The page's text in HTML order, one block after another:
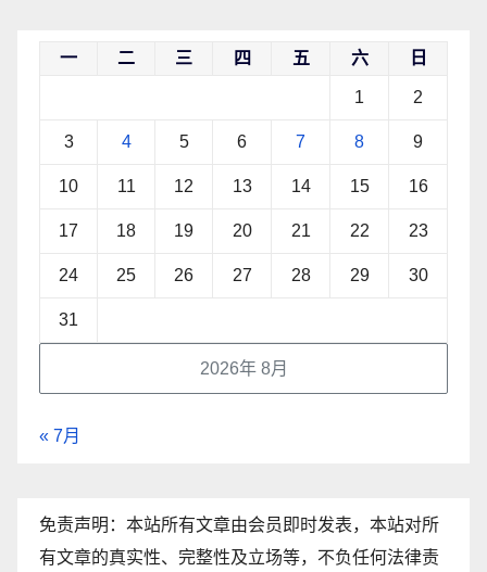
2026年 8月
一 二 三 四 五 六 日
1 2
3 4 5 6 7 8 9
10 11 12 13 14 15 16
17 18 19 20 21 22 23
24 25 26 27 28 29 30
31
« 7月
免责声明：本站所有文章由会员即时发表，本站对所
有文章的真实性、完整性及立场等，不负任何法律责